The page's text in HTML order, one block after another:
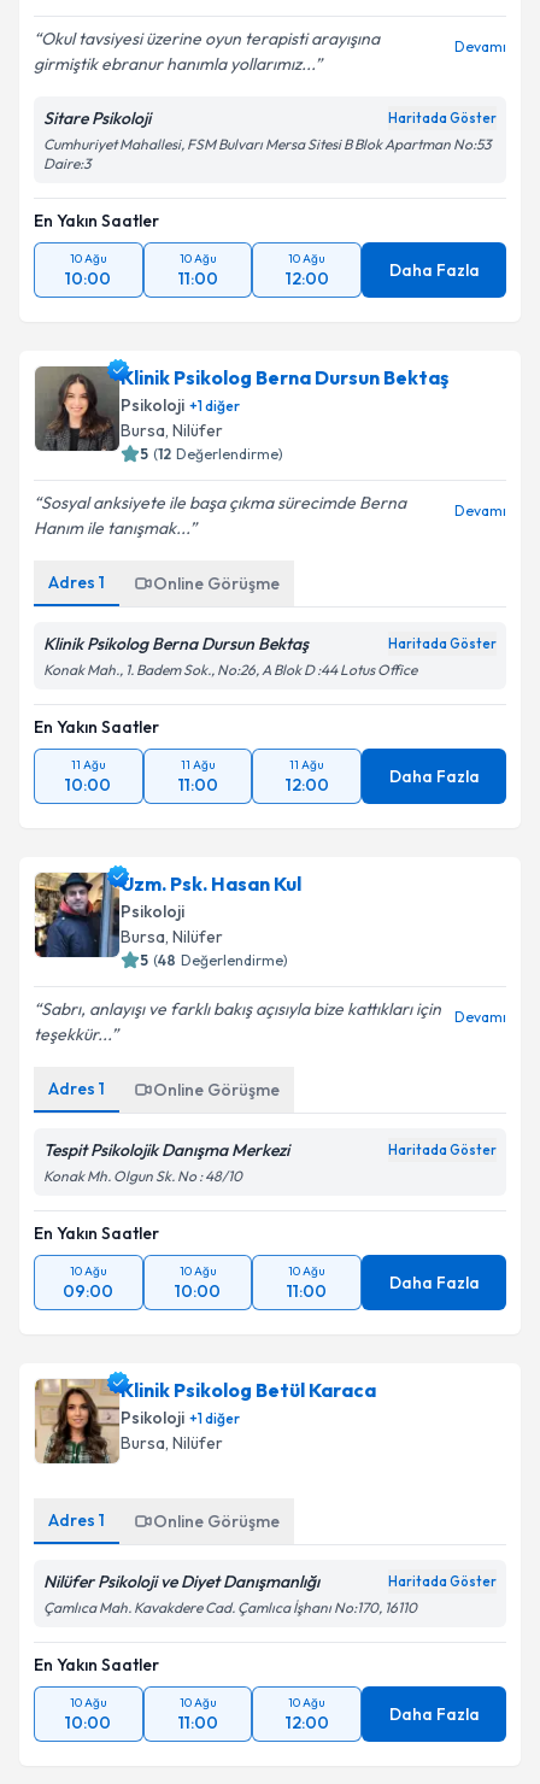
Okul tavsiyesi üzerine oyun terapisti arayışına
girmiştik ebranur hanımla yollarımız...
Devamı
Sitare Psikoloji Haritada Göster
Cumhuriyet Mahallesi, FSM Bulvarı Mersa Sitesi B Blok Apartman No:53
Daire:3
En Yakın Saatler
10 Ağu
10:00
10 Ağu
11:00
10 Ağu
12:00 Daha Fazla
Klinik Psikolog Berna Dursun Bektaş
Psikoloji +1diğer
Bursa, Nilüfer
5 (12 Değerlendirme)
Sosyal anksiyete ile başa çıkma sürecimde Berna
Hanım ile tanışmak...
Devamı
Adres 1 Online Görüşme
Klinik Psikolog Berna Dursun Bektaş Haritada Göster
Konak Mah., 1. Badem Sok., No:26, A Blok D :44 Lotus Office
En Yakın Saatler
11 Ağu
10:00
11 Ağu
11:00
11 Ağu
12:00 Daha Fazla
Uzm. Psk. Hasan Kul
Psikoloji
Bursa, Nilüfer
5 (48 Değerlendirme)
Sabrı, anlayışı ve farklı bakış açısıyla bize kattıkları için
teşekkür...
Devamı
Adres 1 Online Görüşme
Tespit Psikolojik Danışma Merkezi Haritada Göster
Konak Mh. Olgun Sk. No : 48/10
En Yakın Saatler
10 Ağu
09:00
10 Ağu
10:00
10 Ağu
11:00 Daha Fazla
Klinik Psikolog Betül Karaca
Psikoloji +1diğer
Bursa, Nilüfer
Adres 1 Online Görüşme
Nilüfer Psikoloji ve Diyet Danışmanlığı Haritada Göster
Çamlıca Mah. Kavakdere Cad. Çamlıca İşhanı No:170, 16110
En Yakın Saatler
10 Ağu
10:00
10 Ağu
11:00
10 Ağu
12:00 Daha Fazla